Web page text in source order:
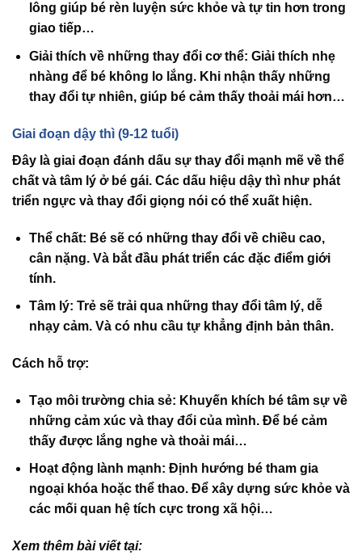
lông giúp bé rèn luyện sức khỏe và tự tin hơn trong
giao tiếp…
Giải thích về những thay đổi cơ thể: Giải thích nhẹ
nhàng để bé không lo lắng. Khi nhận thấy những
thay đổi tự nhiên, giúp bé cảm thấy thoải mái hơn…
Giai đoạn dậy thì (9-12 tuổi)
Đây là giai đoạn đánh dấu sự thay đổi mạnh mẽ về thể
chất và tâm lý ở bé gái. Các dấu hiệu dậy thì như phát
triển ngực và thay đổi giọng nói có thể xuất hiện.
Thể chất: Bé sẽ có những thay đổi về chiều cao,
cân nặng. Và bắt đầu phát triển các đặc điểm giới
tính.
Tâm lý: Trẻ sẽ trải qua những thay đổi tâm lý, dễ
nhạy cảm. Và có nhu cầu tự khẳng định bản thân.
Cách hỗ trợ:
Tạo môi trường chia sẻ: Khuyến khích bé tâm sự về
những cảm xúc và thay đổi của mình. Để bé cảm
thấy được lắng nghe và thoải mái…
Hoạt động lành mạnh: Định hướng bé tham gia
ngoại khóa hoặc thể thao. Để xây dựng sức khỏe và
các mối quan hệ tích cực trong xã hội…
Xem thêm bài viết tại: